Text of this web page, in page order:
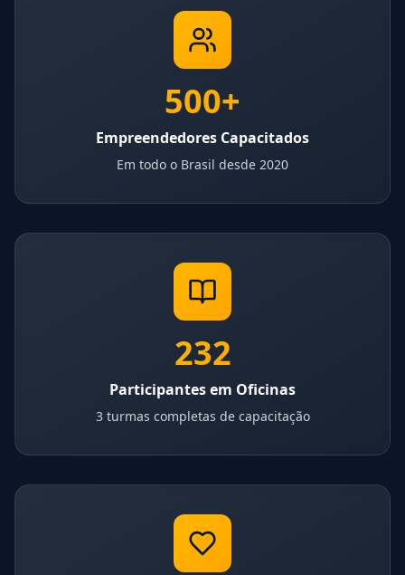
500+
Empreendedores Capacitados
Em todo o Brasil desde 2020
232
Participantes em Oficinas
3 turmas completas de capacitação